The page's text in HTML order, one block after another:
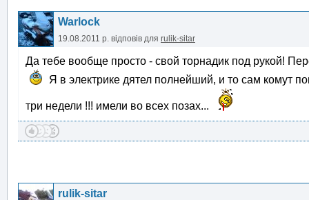
Warlock
19.08.2011 р. відповів для rulik-sitar
Да тебе вообще просто - свой торнадик под рукой!
Я в электрике дятел полнейший, и то сам комут
три недели !!! имели во всех позах...
rulik-sitar